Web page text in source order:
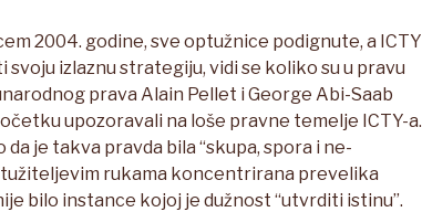
2004. godine, sve optužnice podignute, a ICTY
izlaznu strategiju, vidi se koliko su u pravu
prava Alain Pellet i George Abi-Saab
upozoravali na loše pravne temelje ICTY-a.
da je takva pravda bila “skupa, spora i ne-
tužiteljevim rukama koncentrirana prevelika
bilo instance kojoj je dužnost “utvrditi istinu”.